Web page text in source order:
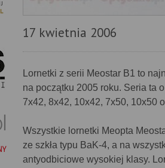
17 kwietnia 2006
Lornetki z serii Meostar B1 to
na początku 2005 roku. Seria ta
7x42, 8x42, 10x42, 7x50, 10x50
Wszystkie lornetki Meopta
ze szkła typu BaK-4, a na
antyodbiciowe wysokiej klasy.